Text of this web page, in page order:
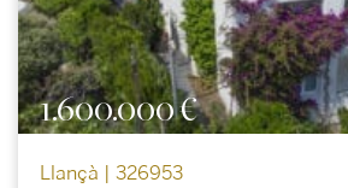
1.600.000 €
Llançà | 326953